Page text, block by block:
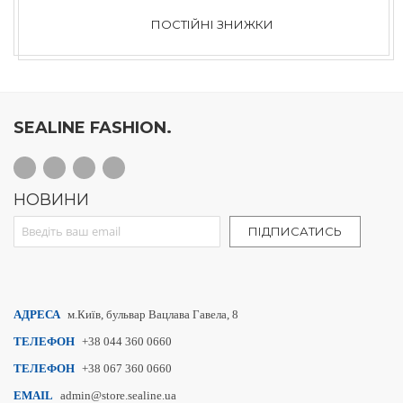
ПОСТІЙНІ ЗНИЖКИ
SEALINE FASHION.
НОВИНИ
Sign Up for Our Newsletter:
ПІДПИСАТИСЬ
АДРЕСА м.Київ, бульвар Вацлава Гавела, 8
ТЕЛЕФОН +38 044 360 0660
ТЕЛЕФОН +38 067 360 0660
EMAIL admin@store.sealine.ua